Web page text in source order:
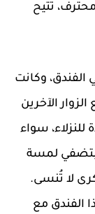
تتيح
الفندق، وكانت
الآخرين
للنزلاء، سواء
بتضفي لمسة
لا تُنسى.
الفندق مع